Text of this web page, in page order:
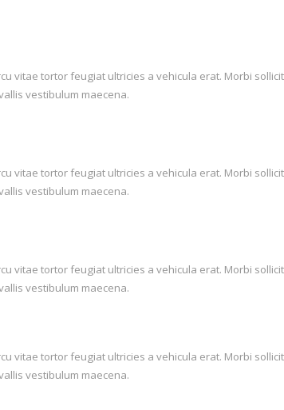
vitae tortor feugiat ultricies a vehicula erat. Morbi
vestibulum maecena.
vitae tortor feugiat ultricies a vehicula erat. Morbi
vestibulum maecena.
vitae tortor feugiat ultricies a vehicula erat. Morbi
vestibulum maecena.
vitae tortor feugiat ultricies a vehicula erat. Morbi
vestibulum maecena.